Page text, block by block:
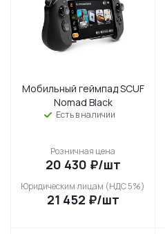
Мобильный геймпад SCUF
Nomad Black
Есть в наличии
Розничная цена
20 430 ₽/шт
Юридическим лицам (НДС 5%)
21 452 ₽/шт